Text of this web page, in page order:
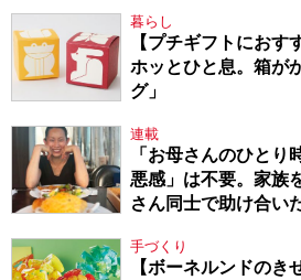
暮らし
【プチギフトにおす
ホッとひと息。箱が
グ」
連載
「お母さんのひとり
悪感」は不要。家族
さん同士で助け合い
手づくり
【ボーネルンドのき